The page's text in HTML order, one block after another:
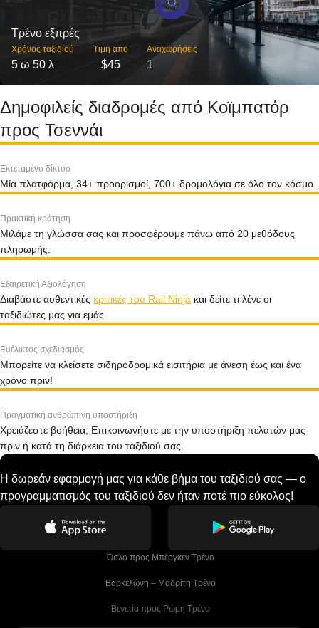
Τρένο εξπρές
Χρόνος ταξιδιού
5 ω 50 λ
Τιμη απο
$45
Αναχωρήσεις
1
Δημοφιλείς διαδρομές από Κοϊμπατόρ
προς Τσεννάι
Εκτεταμένο δίκτυο
Μία πλατφόρμα, 34+ προορισμοί, 700+ δρομολόγια σε όλο τον κόσμο.
Πρακτική κράτηση
Μιλάμε τη γλώσσα σας και προσφέρουμε πάνω από 20 μεθόδους
πληρωμής.
Εξαιρετική Αξιολόγηση
Διαβάστε αυθεντικές κριτικές του Rail Ninja και δείτε τι λένε οι
ταξιδιώτες μας για εμάς.
Ευέλικτος σχεδιασμός
Μπορείτε να κλείσετε σιδηροδρομικά εισιτήρια με άνεση έως και ένα
χρόνο πριν!
Πραγματική ανθρώπινη υποστήριξη
Χρειάζεστε βοήθεια; Επικοινωνήστε με την υποστήριξη πελατών μας
πριν ή κατά τη διάρκεια του ταξιδιού σας.
Η δωρεάν εφαρμογή μας για κάθε βήμα του ταξιδιού σας — ο
προγραμματισμός του ταξιδιού δεν ήταν ποτέ πιο εύκολος!
Όσλο προς Μπέργκεν Tρένο
Βαρκελώνη – Μαδρίτη Tρένο
Βενετία προς Ρώμη Τρένο